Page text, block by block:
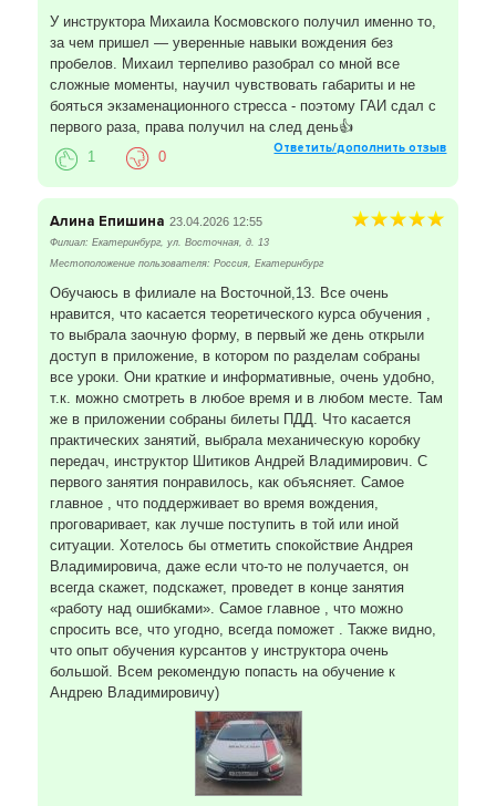
У инструктора Михаила Космовского получил именно то,
за чем пришел — уверенные навыки вождения без
пробелов. Михаил терпеливо разобрал со мной все
сложные моменты, научил чувствовать габариты и не
бояться экзаменационного стресса - поэтому ГАИ сдал с
первого раза, права получил на след день👍
Ответить/дополнить отзыв
1 0
Алина Епишина 23.04.2026 12:55
Филиал: Екатеринбург, ул. Восточная, д. 13
Местоположение пользователя: Россия, Екатеринбург
Обучаюсь в филиале на Восточной,13. Все очень
нравится, что касается теоретического курса обучения ,
то выбрала заочную форму, в первый же день открыли
доступ в приложение, в котором по разделам собраны
все уроки. Они краткие и информативные, очень удобно,
т.к. можно смотреть в любое время и в любом месте. Там
же в приложении собраны билеты ПДД. Что касается
практических занятий, выбрала механическую коробку
передач, инструктор Шитиков Андрей Владимирович. С
первого занятия понравилось, как объясняет. Самое
главное , что поддерживает во время вождения,
проговаривает, как лучше поступить в той или иной
ситуации. Хотелось бы отметить спокойствие Андрея
Владимировича, даже если что-то не получается, он
всегда скажет, подскажет, проведет в конце занятия
«работу над ошибками». Самое главное , что можно
спросить все, что угодно, всегда поможет . Также видно,
что опыт обучения курсантов у инструктора очень
большой. Всем рекомендую попасть на обучение к
Андрею Владимировичу)